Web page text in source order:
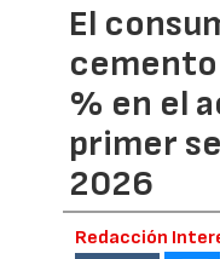
El
% en el
primer
2026
Redacción